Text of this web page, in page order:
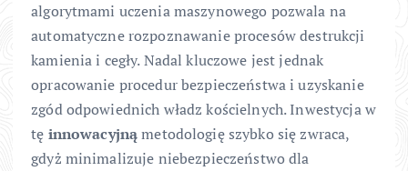
algorytmami uczenia maszynowego pozwala na
automatyczne rozpoznawanie procesów destrukcji
kamienia i cegły. Nadal kluczowe jest jednak
opracowanie procedur bezpieczeństwa i uzyskanie
zgód odpowiednich władz kościelnych. Inwestycja w
tę innowacyjnąmetodologię szybko się zwraca,
gdyż minimalizuje niebezpieczeństwo dla